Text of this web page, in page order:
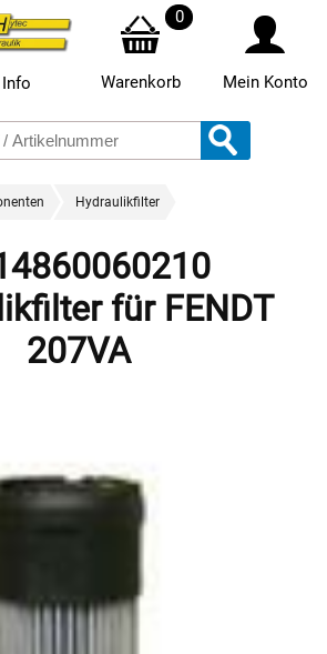
Info
0
Warenkorb Mein Konto
Hydraulikfilter
für FENDT
207VA